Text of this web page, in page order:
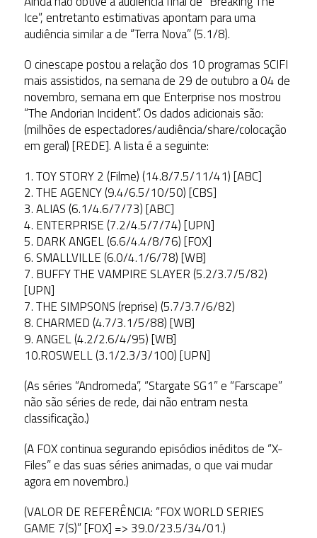
Ice”, entretanto estimativas apontam para uma
audiência similar a de “Terra Nova” (5.1/8).
O cinescape postou a relação dos 10 programas SCIFI
mais assistidos, na semana de 29 de outubro a 04 de
novembro, semana em que Enterprise nos mostrou
“The Andorian Incident”. Os dados adicionais são:
(milhões de espectadores/audiência/share/colocação
em geral) [REDE]. A lista é a seguinte:
1. TOY STORY 2 (Filme) (14.8/7.5/11/41) [ABC]
2. THE AGENCY (9.4/6.5/10/50) [CBS]
3. ALIAS (6.1/4.6/7/73) [ABC]
4. ENTERPRISE (7.2/4.5/7/74) [UPN]
5. DARK ANGEL (6.6/4.4/8/76) [FOX]
6. SMALLVILLE (6.0/4.1/6/78) [WB]
7. BUFFY THE VAMPIRE SLAYER (5.2/3.7/5/82)
[UPN]
7. THE SIMPSONS (reprise) (5.7/3.7/6/82)
8. CHARMED (4.7/3.1/5/88) [WB]
9. ANGEL (4.2/2.6/4/95) [WB]
10.ROSWELL (3.1/2.3/3/100) [UPN]
(As séries “Andromeda”, “Stargate SG1” e “Farscape”
não são séries de rede, dai não entram nesta
classificação.)
(A FOX continua segurando episódios inéditos de “X-
Files” e das suas séries animadas, o que vai mudar
agora em novembro.)
(VALOR DE REFERÊNCIA: “FOX WORLD SERIES
GAME 7(S)” [FOX] => 39.0/23.5/34/01.)